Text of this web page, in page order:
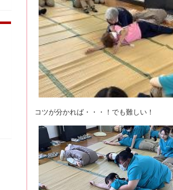
コツが分かれば・・・！でも難しい！